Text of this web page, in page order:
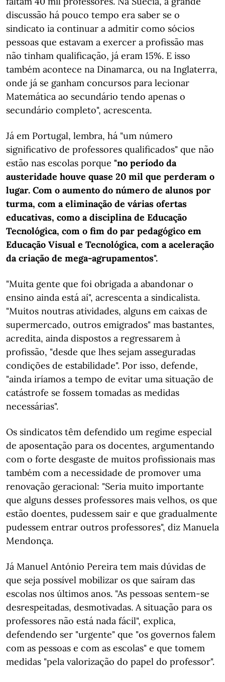
discussão há pouco tempo era saber se o
sindicato ia continuar a admitir como sócios
pessoas que estavam a exercer a profissão mas
não tinham qualificação, já eram 15%. E isso
também acontece na Dinamarca, ou na Inglaterra,
onde já se ganham concursos para lecionar
Matemática ao secundário tendo apenas o
secundário completo", acrescenta.
Já em Portugal, lembra, há "um número
significativo de professores qualificados" que não
estão nas escolas porque "no período da
austeridade houve quase 20 mil que perderam o
lugar. Com o aumento do número de alunos por
turma, com a eliminação de várias ofertas
educativas, como a disciplina de Educação
Tecnológica, com o fim do par pedagógico em
Educação Visual e Tecnológica, com a aceleração
da criação de mega-agrupamentos".
"Muita gente que foi obrigada a abandonar o
ensino ainda está aí", acrescenta a sindicalista.
"Muitos noutras atividades, alguns em caixas de
supermercado, outros emigrados" mas bastantes,
acredita, ainda dispostos a regressarem à
profissão, "desde que lhes sejam asseguradas
condições de estabilidade". Por isso, defende,
"ainda iríamos a tempo de evitar uma situação de
catástrofe se fossem tomadas as medidas
necessárias".
Os sindicatos têm defendido um regime especial
de aposentação para os docentes, argumentando
com o forte desgaste de muitos profissionais mas
também com a necessidade de promover uma
renovação geracional: "Seria muito importante
que alguns desses professores mais velhos, os que
estão doentes, pudessem sair e que gradualmente
pudessem entrar outros professores", diz Manuela
Mendonça.
Já Manuel António Pereira tem mais dúvidas de
que seja possível mobilizar os que saíram das
escolas nos últimos anos. "As pessoas sentem-se
desrespeitadas, desmotivadas. A situação para os
professores não está nada fácil", explica,
defendendo ser "urgente" que "os governos falem
com as pessoas e com as escolas" e que tomem
medidas "pela valorização do papel do professor".